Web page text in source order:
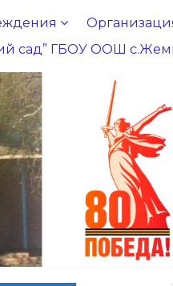
сад” ГБОУ ООШ